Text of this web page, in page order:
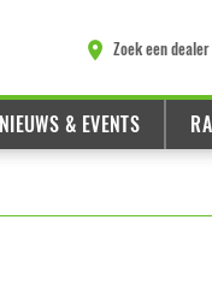
Zoek een dealer
NIEUWS & EVENTS